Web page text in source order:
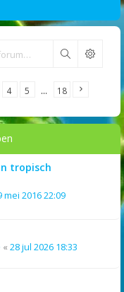
Zoek
4 5 … 18
tropisch
mei 2016 22:09
« 28 jul 2026 18:33